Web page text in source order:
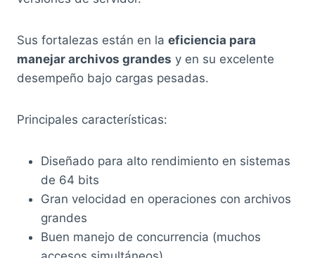
Sus fortalezas están en la eficiencia para
manejar archivos grandes y en su excelente
desempeño bajo cargas pesadas.
Principales características:
Diseñado para alto rendimiento en sistemas
de 64 bits
Gran velocidad en operaciones con archivos
grandes
Buen manejo de concurrencia (muchos